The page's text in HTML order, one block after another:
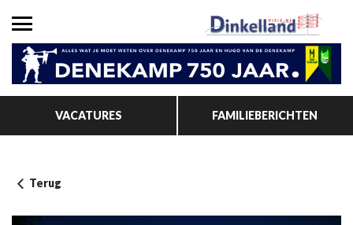
VACATURES FAMILIEBERICHTEN
Terug